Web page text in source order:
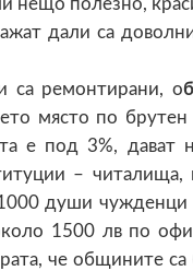
дали са
са ремонтирани, о
място по
е под 3%, дават
– читалища,
души чужденци
1500 лв по
че общините